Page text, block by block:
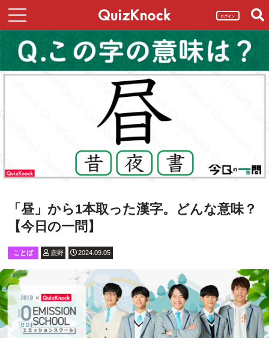
ログイン
「昼」から1本取った漢字。どんな意味？
【今日の一問】
ことば 鹿野 2024.09.05